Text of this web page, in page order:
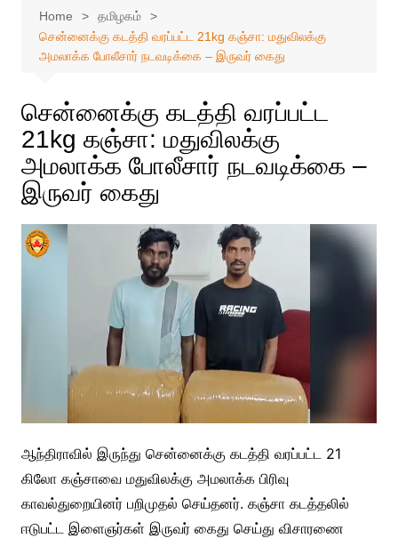
Home
தமிழகம்
சென்னைக்கு கடத்தி வரப்பட்ட 21kg கஞ்சா: மதுவிலக்கு
அமலாக்க போலீசார் நடவடிக்கை – இருவர் கைது
சென்னைக்கு கடத்தி வரப்பட்ட
21kg கஞ்சா: மதுவிலக்கு
அமலாக்க போலீசார் நடவடிக்கை –
இருவர் கைது
ஆந்திராவில் இருந்து சென்னைக்கு கடத்தி வரப்பட்ட 21
கிலோ கஞ்சாவை மதுவிலக்கு அமலாக்க பிரிவு
காவல்துறையினர் பறிமுதல் செய்தனர். கஞ்சா கடத்தலில்
ஈடுபட்ட இளைஞர்கள் இருவர் கைது செய்து விசாரணை